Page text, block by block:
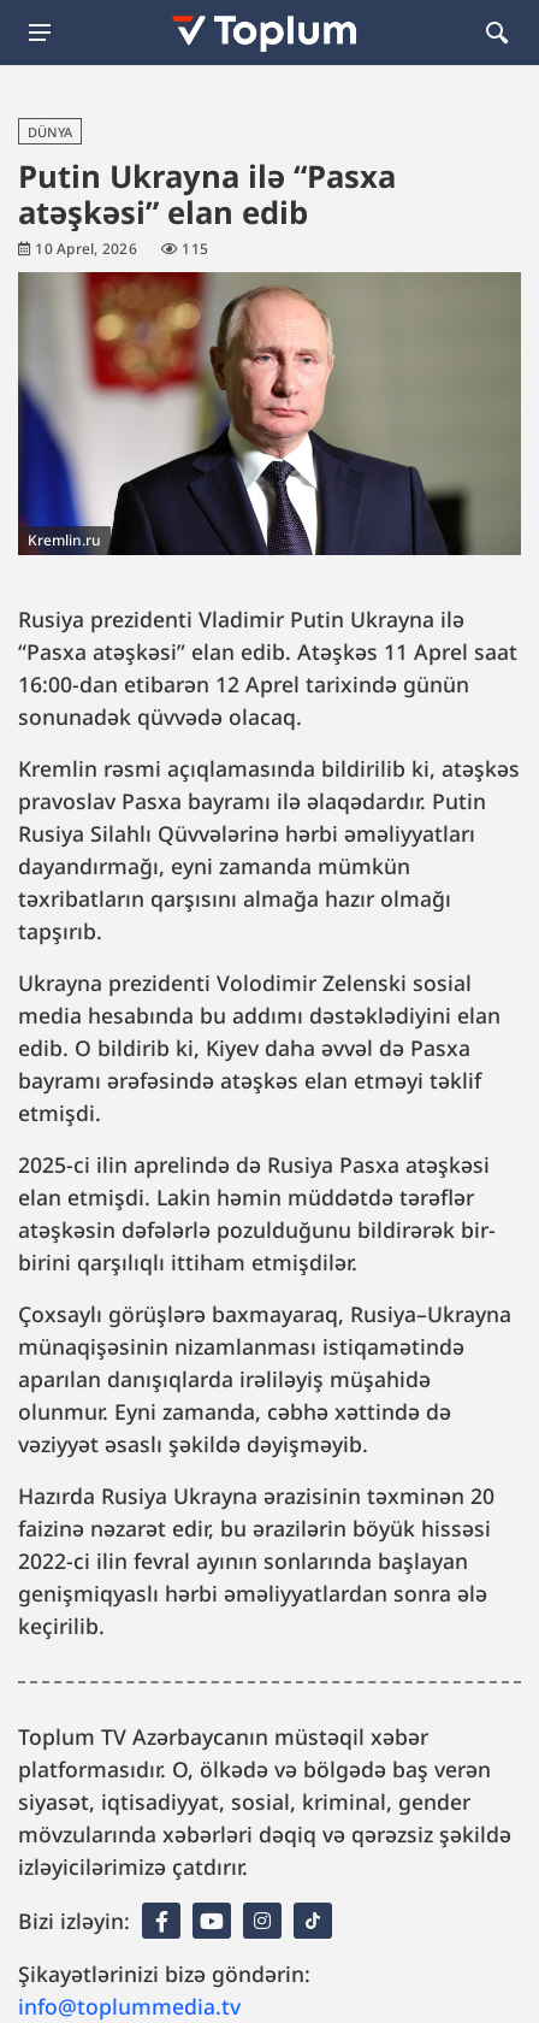
DÜNYA
Putin Ukrayna ilə “Pasxa
atəşkəsi” elan edib
10 Aprel, 2026 115
Kremlin.ru
Rusiya prezidenti Vladimir Putin Ukrayna ilə
“Pasxa atəşkəsi” elan edib. Atəşkəs 11 Aprel saat
16:00-dan etibarən 12 Aprel tarixində günün
sonunadək qüvvədə olacaq.
Kremlin rəsmi açıqlamasında bildirilib ki, atəşkəs
pravoslav Pasxa bayramı ilə əlaqədardır. Putin
Rusiya Silahlı Qüvvələrinə hərbi əməliyyatları
dayandırmağı, eyni zamanda mümkün
təxribatların qarşısını almağa hazır olmağı
tapşırıb.
Ukrayna prezidenti Volodimir Zelenski sosial
media hesabında bu addımı dəstəklədiyini elan
edib. O bildirib ki, Kiyev daha əvvəl də Pasxa
bayramı ərəfəsində atəşkəs elan etməyi təklif
etmişdi.
2025-ci ilin aprelində də Rusiya Pasxa atəşkəsi
elan etmişdi. Lakin həmin müddətdə tərəflər
atəşkəsin dəfələrlə pozulduğunu bildirərək bir-
birini qarşılıqlı ittiham etmişdilər.
Çoxsaylı görüşlərə baxmayaraq, Rusiya–Ukrayna
münaqişəsinin nizamlanması istiqamətində
aparılan danışıqlarda irəliləyiş müşahidə
olunmur. Eyni zamanda, cəbhə xəttində də
vəziyyət əsaslı şəkildə dəyişməyib.
Hazırda Rusiya Ukrayna ərazisinin təxminən 20
faizinə nəzarət edir, bu ərazilərin böyük hissəsi
2022-ci ilin fevral ayının sonlarında başlayan
genişmiqyaslı hərbi əməliyyatlardan sonra ələ
keçirilib.
Toplum TV Azərbaycanın müstəqil xəbər
platformasıdır. O, ölkədə və bölgədə baş verən
siyasət, iqtisadiyyat, sosial, kriminal, gender
mövzularında xəbərləri dəqiq və qərəzsiz şəkildə
izləyicilərimizə çatdırır.
Bizi izləyin:
Şikayətlərinizi bizə göndərin:
info@toplummedia.tv